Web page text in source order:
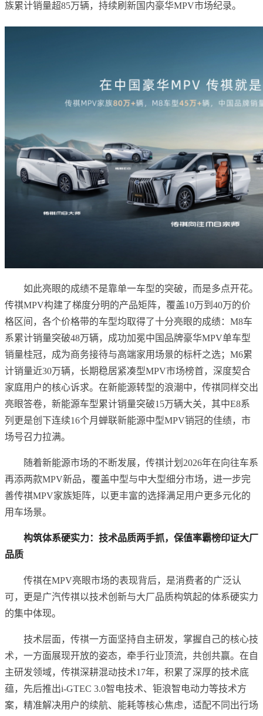
族累计销量超85万辆，持续刷新国内豪华MPV市场纪录。
如此亮眼的成绩不是靠单一车型的突破，而是多点开花。
传祺MPV构建了梯度分明的产品矩阵，覆盖10万到40万的价
格区间，各个价格带的车型均取得了十分亮眼的成绩：M8车
系累计销量突破48万辆，成功加冕中国品牌豪华MPV单车型
销量桂冠，成为商务接待与高端家用场景的标杆之选；M6累
计销量近30万辆，长期稳居紧凑型MPV市场榜首，深度契合
家庭用户的核心诉求。在新能源转型的浪潮中，传祺同样交出
亮眼答卷，新能源车型累计销量突破15万辆大关，其中E8系
列更是创下连续16个月蝉联新能源中型MPV销冠的佳绩，市
场号召力拉满。
随着新能源市场的不断发展，传祺计划2026年在向往车系
再添两款MPV新品，覆盖中型与中大型细分市场，进一步完
善传祺MPV家族矩阵，以更丰富的选择满足用户更多元化的
用车场景。
构筑体系硬实力：技术品质两手抓，保值率霸榜印证大厂
品质
传祺在MPV亮眼市场的表现背后，是消费者的广泛认
可，更是广汽传祺以技术创新与大厂品质构筑起的体系硬实力
的集中体现。
技术层面，传祺一方面坚持自主研发，掌握自己的核心技
术，一方面展现开放的姿态，牵手行业顶流，共创共赢。在自
主研发领域，传祺深耕混动技术17年，积累了深厚的技术底
蕴，先后推出i-GTEC 3.0智电技术、钜浪智电动力等技术方
案，精准解决用户的续航、能耗等核心焦虑，适配不同出行场